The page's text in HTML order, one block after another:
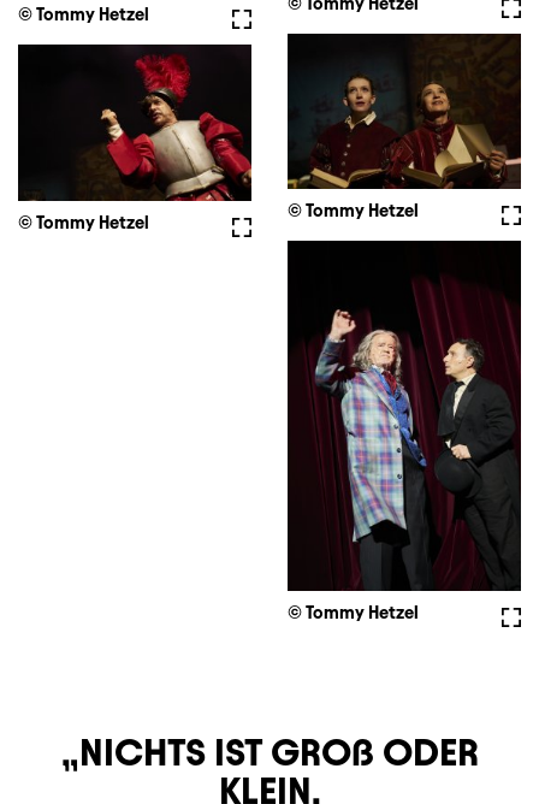
Vollbild
© Tommy Hetzel
© Tommy Hetzel
Vollbild
© Tommy Hetzel
© Tommy Hetzel
NICHTS IST GROß ODER
KLEIN,